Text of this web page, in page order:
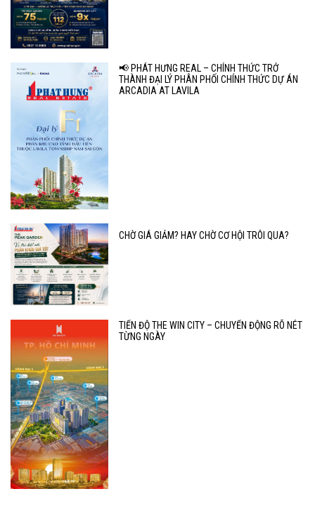
📢 PHÁT HƯNG REAL – CHÍNH THỨC TRỞ
THÀNH ĐẠI LÝ PHÂN PHỐI CHÍNH THỨC DỰ ÁN
ARCADIA AT LAVILA
CHỜ GIÁ GIẢM? HAY CHỜ CƠ HỘI TRÔI QUA?
TIẾN ĐỘ THE WIN CITY – CHUYỂN ĐỘNG RÕ NÉT
TỪNG NGÀY